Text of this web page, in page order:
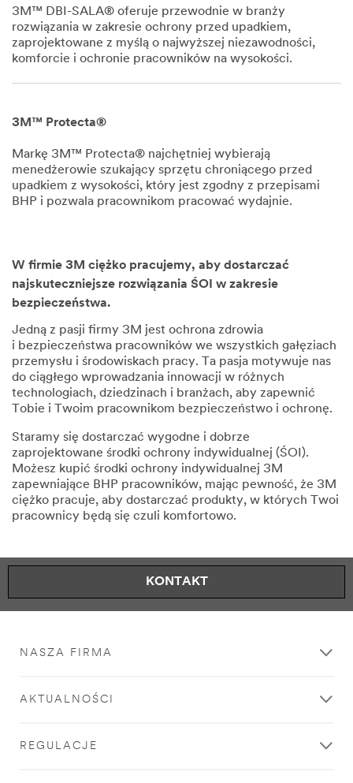
3M™ DBI-SALA® oferuje przewodnie w branży
rozwiązania w zakresie ochrony przed upadkiem,
zaprojektowane z myślą o najwyższej niezawodności,
komforcie i ochronie pracowników na wysokości.
1,
3M™ Protecta®
Markę 3M™ Protecta® najchętniej wybierają
menedżerowie szukający sprzętu chroniącego przed
upadkiem z wysokości, który jest zgodny z przepisami
BHP i pozwala pracownikom pracować wydajnie.
W firmie 3M ciężko pracujemy, aby dostarczać
najskuteczniejsze rozwiązania ŚOI w zakresie
bezpieczeństwa.
Jedną z pasji firmy 3M jest ochrona zdrowia
i bezpieczeństwa pracowników we wszystkich gałęziach
przemysłu i środowiskach pracy. Ta pasja motywuje nas
do ciągłego wprowadzania innowacji w różnych
technologiach, dziedzinach i branżach, aby zapewnić
Tobie i Twoim pracownikom bezpieczeństwo i ochronę.
Staramy się dostarczać wygodne i dobrze
zaprojektowane środki ochrony indywidualnej (ŚOI).
Możesz kupić środki ochrony indywidualnej 3M
zapewniające BHP pracowników, mając pewność, że 3M
ciężko pracuje, aby dostarczać produkty, w których Twoi
pracownicy będą się czuli komfortowo.
KONTAKT
NASZA FIRMA
AKTUALNOŚCI
REGULACJE